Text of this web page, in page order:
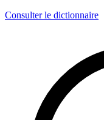
Consulter le dictionnaire